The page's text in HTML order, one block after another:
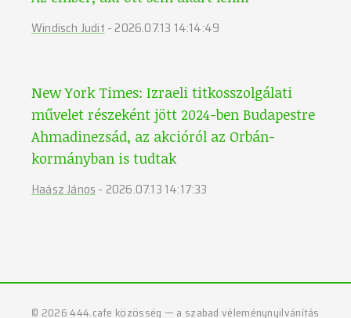
Windisch Judit- 2026.07.13 14:14:49
New York Times: Izraeli titkosszolgálati
művelet részeként jött 2024-ben Budapestre
Ahmadinezsád, az akcióról az Orbán-
kormányban is tudtak
Haász János - 2026.07.13 14:17:33
© 2026444.cafe közösség — a szabad véleménynyilvánítás